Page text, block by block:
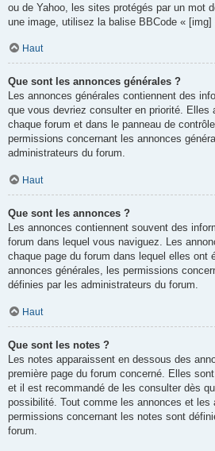
ou de Yahoo, les sites protégés par un mot
une image, utilisez la balise BBCode « [img]
Haut
Que sont les annonces générales ?
Les annonces générales contiennent des
que vous devriez consulter en priorité. Elles
chaque forum et dans le panneau de
permissions concernant les annonces
administrateurs du forum.
Haut
Que sont les annonces ?
Les annonces contiennent souvent des
forum dans lequel vous naviguez. Les
chaque page du forum dans lequel elles ont
annonces générales, les permissions
définies par les administrateurs du forum.
Haut
Que sont les notes ?
Les notes apparaissent en dessous des
première page du forum concerné. Elles
et il est recommandé de les consulter dès
possibilité. Tout comme les annonces et les
permissions concernant les notes sont
forum.